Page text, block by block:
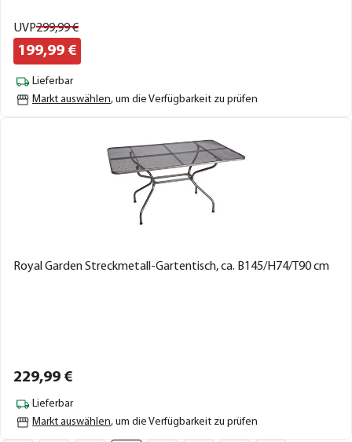
UVP299,99€
199,99 €
Lieferbar
Markt auswählen, um die Verfügbarkeit zu prüfen
Royal Garden Streckmetall-Gartentisch, ca. B145/H74/T90 cm
229,99 €
Lieferbar
Markt auswählen, um die Verfügbarkeit zu prüfen